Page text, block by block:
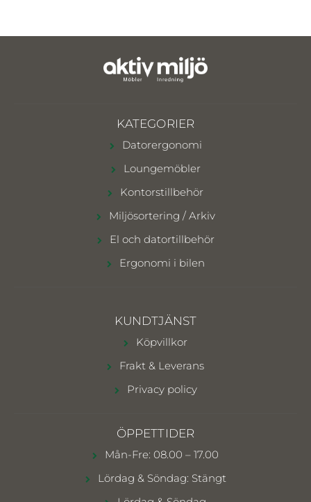
KATEGORIER
Datorergonomi
Loungemöbler
Kontorstillbehör
Miljösortering / Arkiv
El och datortillbehör
Ergonomi i bilen
KUNDTJÄNST
Köpvillkor
Frakt & Leverans
Privacy policy
ÖPPETTIDER
Mån-Fre: 08.00 – 17.00
Lördag & Söndag: Stängt